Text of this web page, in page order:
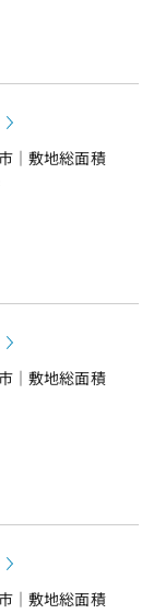
｜敷地総面積
｜敷地総面積
｜敷地総面積